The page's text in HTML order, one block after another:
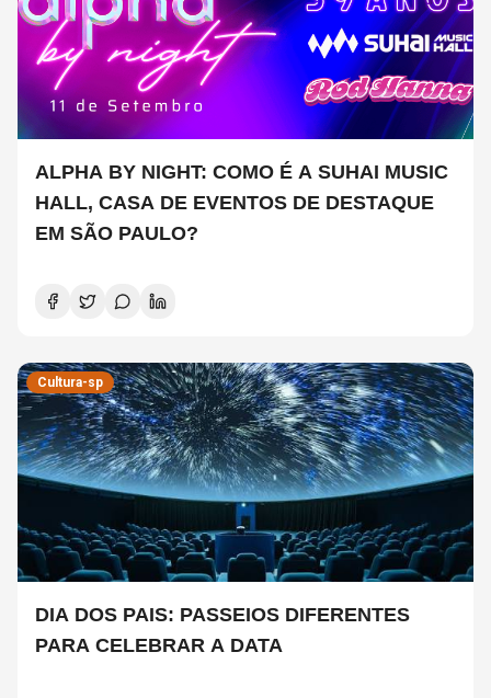
ALPHA BY NIGHT: COMO É A SUHAI MUSIC
HALL, CASA DE EVENTOS DE DESTAQUE
EM SÃO PAULO?
Cultura-sp
DIA DOS PAIS: PASSEIOS DIFERENTES
PARA CELEBRAR A DATA